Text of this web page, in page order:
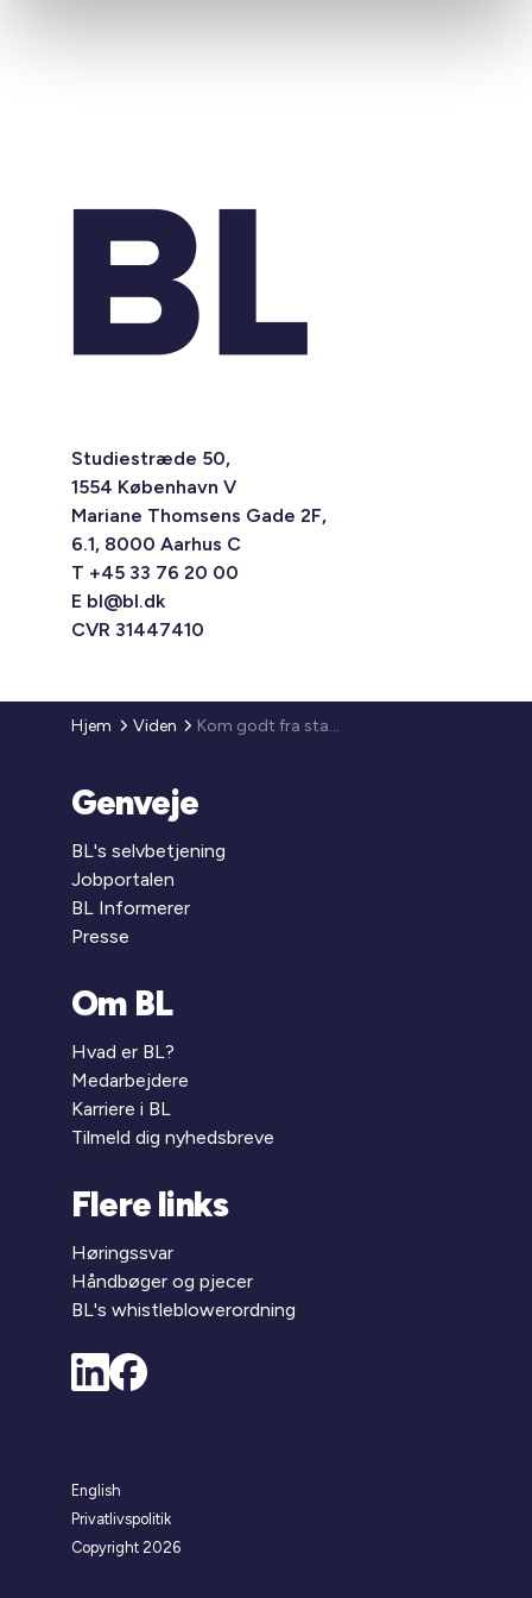
Studiestræde 50,
1554 København V
Mariane Thomsens Gade 2F,
6.1, 8000 Aarhus C
T +45 33 76 20 00
E bl@bl.dk
CVR 31447410
Hjem Viden Kom godt fra start i dialogen med det nye byråd i kommunen
Genveje
BL's selvbetjening
Jobportalen
BL Informerer
Presse
Om BL
Hvad er BL?
Medarbejdere
Karriere i BL
Tilmeld dig nyhedsbreve
Flere links
Høringssvar
Håndbøger og pjecer
BL's whistleblowerordning
English
Privatlivspolitik
Copyright 2026